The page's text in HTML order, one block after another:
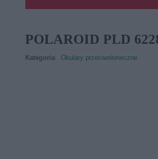
POLAROID PLD
Kategoria: Okulary przeciwsłoneczne